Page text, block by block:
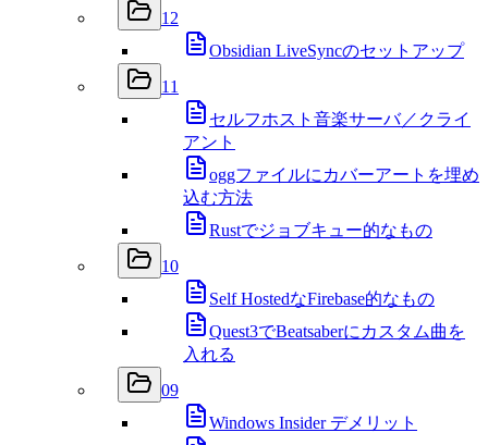
12
Obsidian LiveSyncのセットアップ
11
セルフホスト音楽サーバ／クライ
アント
oggファイルにカバーアートを埋め
込む方法
Rustでジョブキュー的なもの
10
Self HostedなFirebase的なもの
Quest3でBeatsaberにカスタム曲を
入れる
09
Windows Insider デメリット